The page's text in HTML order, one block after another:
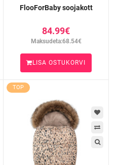
FlooForBaby soojakott
84.99€
Maksudeta:68.54€
LISA OSTUKORVI
TOP